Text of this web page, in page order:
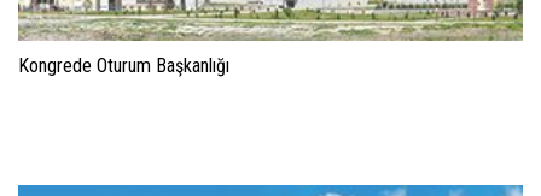
Kongrede Oturum Başkanlığı